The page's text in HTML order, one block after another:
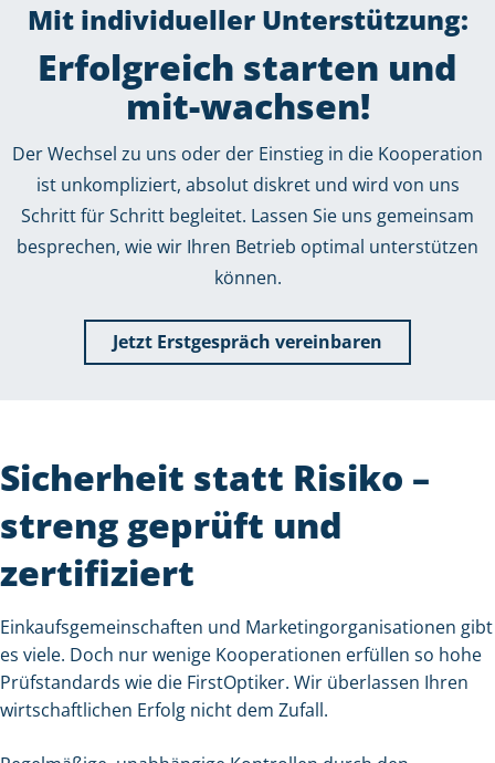
Mit individueller Unterstützung:
Erfolgreich starten und
mit-wachsen!
Der Wechsel zu uns oder der Einstieg in die Kooperation
ist unkompliziert, absolut diskret und wird von uns
Schritt für Schritt begleitet. Lassen Sie uns gemeinsam
besprechen, wie wir Ihren Betrieb optimal unterstützen
können.
Jetzt Erstgespräch vereinbaren
Sicherheit statt Risiko –
streng geprüft und
zertifiziert
Einkaufsgemeinschaften und Marketingorganisationen gibt
es viele. Doch nur wenige Kooperationen erfüllen so hohe
Prüfstandards wie die FirstOptiker. Wir überlassen Ihren
wirtschaftlichen Erfolg nicht dem Zufall.